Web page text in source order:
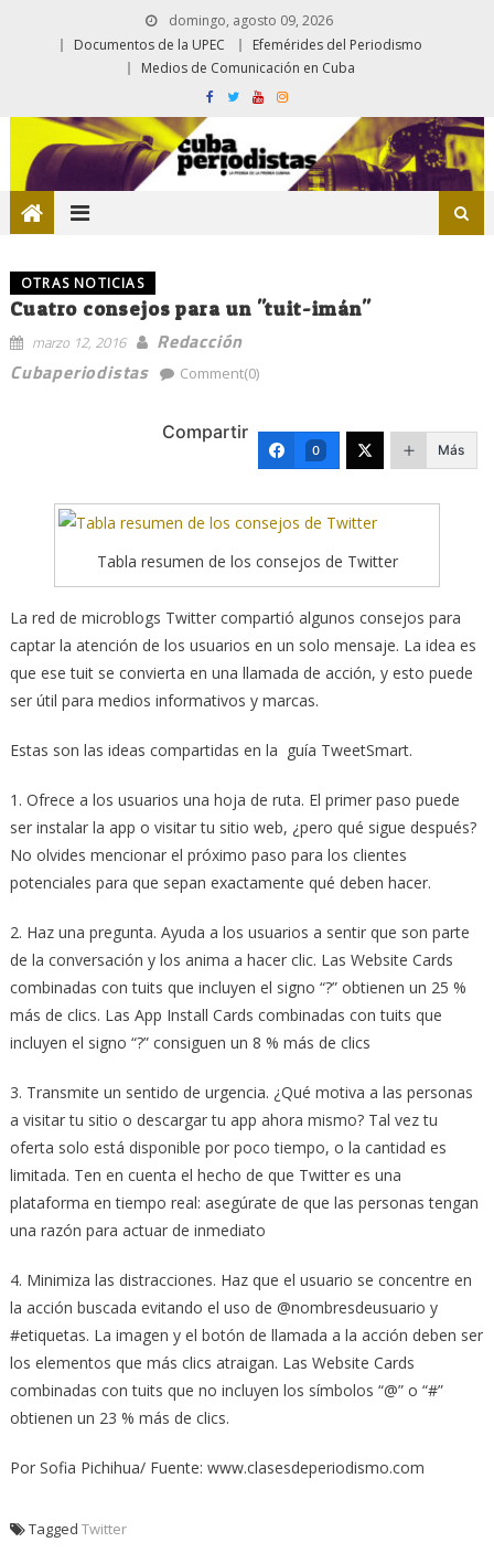
domingo, agosto 09, 2026
Documentos de la UPEC
Efemérides del Periodismo
Medios de Comunicación en Cuba
OTRAS NOTICIAS
Cuatro consejos para un "tuit-imán"
marzo 12, 2016
Redacción
Cubaperiodistas
Comment(0)
Compartir
0 Más
Tabla resumen de los consejos de Twitter
La red de microblogs Twitter compartió algunos consejos para
captar la atención de los usuarios en un solo mensaje. La idea es
que ese tuit se convierta en una llamada de acción, y esto puede
ser útil para medios informativos y marcas.
Estas son las ideas compartidas en la guía TweetSmart.
1. Ofrece a los usuarios una hoja de ruta. El primer paso puede
ser instalar la app o visitar tu sitio web, ¿pero qué sigue después?
No olvides mencionar el próximo paso para los clientes
potenciales para que sepan exactamente qué deben hacer.
2. Haz una pregunta. Ayuda a los usuarios a sentir que son parte
de la conversación y los anima a hacer clic. Las Website Cards
combinadas con tuits que incluyen el signo “?” obtienen un 25 %
más de clics. Las App Install Cards combinadas con tuits que
incluyen el signo “?” consiguen un 8 % más de clics
3. Transmite un sentido de urgencia. ¿Qué motiva a las personas
a visitar tu sitio o descargar tu app ahora mismo? Tal vez tu
oferta solo está disponible por poco tiempo, o la cantidad es
limitada. Ten en cuenta el hecho de que Twitter es una
plataforma en tiempo real: asegúrate de que las personas tengan
una razón para actuar de inmediato
4. Minimiza las distracciones. Haz que el usuario se concentre en
la acción buscada evitando el uso de @nombresdeusuario y
#etiquetas. La imagen y el botón de llamada a la acción deben ser
los elementos que más clics atraigan. Las Website Cards
combinadas con tuits que no incluyen los símbolos “@” o “#”
obtienen un 23 % más de clics.
Por Sofia Pichihua/ Fuente: www.clasesdeperiodismo.com
Tagged Twitter